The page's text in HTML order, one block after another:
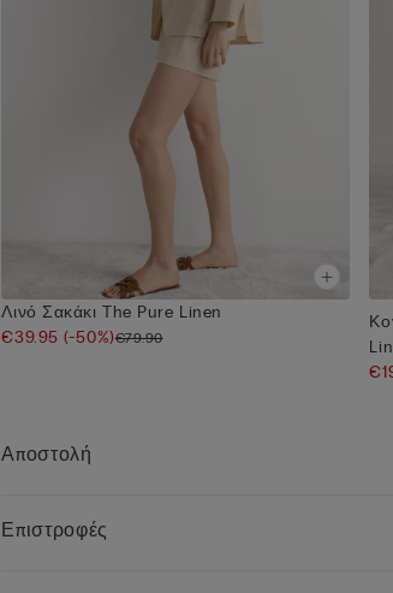
Λινό Σακάκι The Pure Linen
€39.95(-50%)€79.90
Αποστολή
Επιστροφές